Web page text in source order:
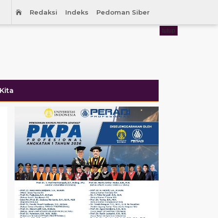
Redaksi Indeks Pedoman Siber
tutup